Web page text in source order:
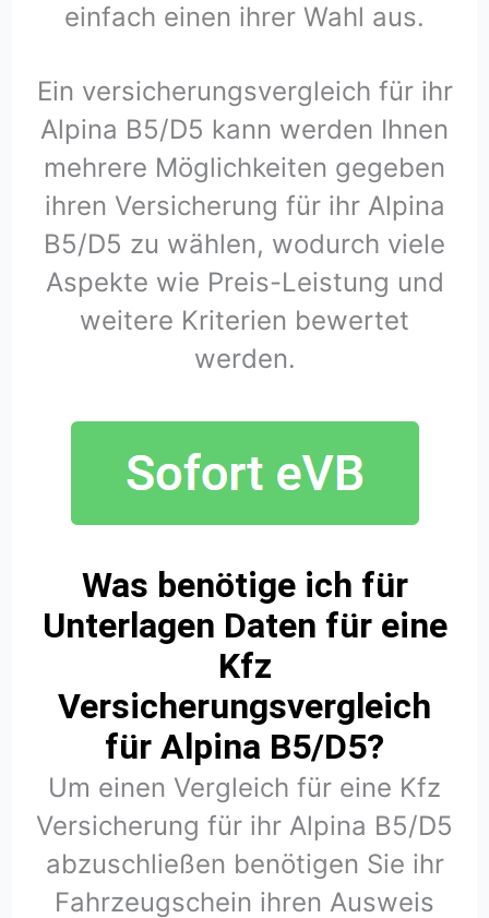
einfach einen ihrer Wahl aus.
Ein versicherungsvergleich für ihr
Alpina B5/D5 kann werden Ihnen
mehrere Möglichkeiten gegeben
ihren Versicherung für ihr Alpina
B5/D5 zu wählen, wodurch viele
Aspekte wie Preis-Leistung und
weitere Kriterien bewertet
werden.
Was benötige ich für
Unterlagen Daten für eine
Kfz
Versicherungsvergleich
für Alpina B5/D5?
Um einen Vergleich für eine Kfz
Versicherung für ihr Alpina B5/D5
abzuschließen benötigen Sie ihr
Fahrzeugschein ihren Ausweis